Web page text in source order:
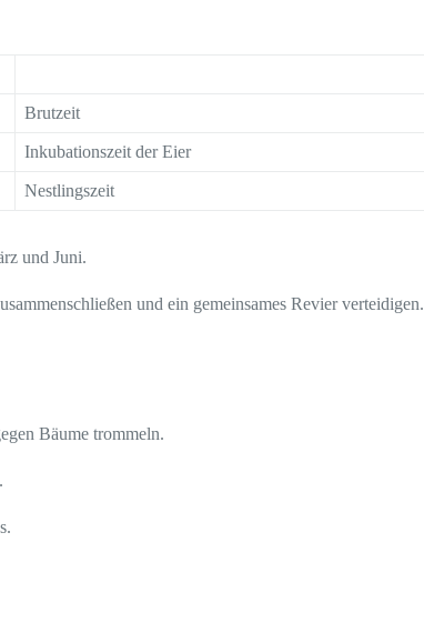
Brutzeit
Inkubationszeit der Eier
Nestlingszeit
und Juni.
und ein gemeinsames Revier verteidigen.
Bäume trommeln.